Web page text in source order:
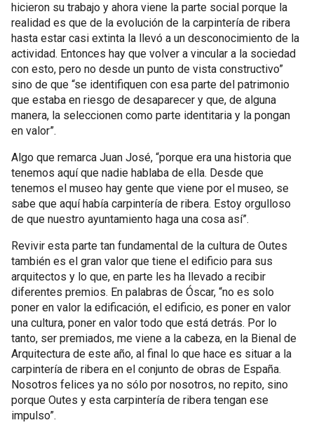
hicieron su trabajo y ahora viene la parte social porque la
realidad es que de la evolución de la carpintería de ribera
hasta estar casi extinta la llevó a un desconocimiento de la
actividad. Entonces hay que volver a vincular a la sociedad
con esto, pero no desde un punto de vista constructivo”
sino de que “se identifiquen con esa parte del patrimonio
que estaba en riesgo de desaparecer y que, de alguna
manera, la seleccionen como parte identitaria y la pongan
en valor”.
Algo que remarca Juan José, “porque era una historia que
tenemos aquí que nadie hablaba de ella. Desde que
tenemos el museo hay gente que viene por el museo, se
sabe que aquí había carpintería de ribera. Estoy orgulloso
de que nuestro ayuntamiento haga una cosa así”.
Revivir esta parte tan fundamental de la cultura de Outes
también es el gran valor que tiene el edificio para sus
arquitectos y lo que, en parte les ha llevado a recibir
diferentes premios. En palabras de Óscar, “no es solo
poner en valor la edificación, el edificio, es poner en valor
una cultura, poner en valor todo que está detrás. Por lo
tanto, ser premiados, me viene a la cabeza, en la Bienal de
Arquitectura de este año, al final lo que hace es situar a la
carpintería de ribera en el conjunto de obras de España.
Nosotros felices ya no sólo por nosotros, no repito, sino
porque Outes y esta carpintería de ribera tengan ese
impulso”.